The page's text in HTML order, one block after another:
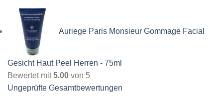
Auriege Paris Monsieur Gommage Facial
Gesicht Haut Peel Herren - 75ml
Bewertet mit5.00 von 5
Ungeprüfte Gesamtbewertungen